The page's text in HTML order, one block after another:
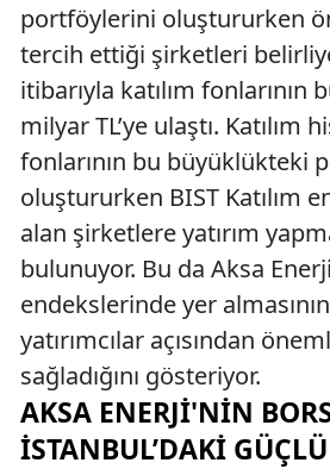
portföylerini oluştururken
tercih ettiği şirketleri
itibarıyla katılım fonlarının
milyar TL’ye ulaştı. Katılım
fonlarının bu büyüklükteki
oluştururken BIST Katılım
alan şirketlere yatırım
bulunuyor. Bu da Aksa
endekslerinde yer
yatırımcılar açısından
sağladığını gösteriyor.
AKSA ENERJI'NIN
İSTANBUL’DAKI